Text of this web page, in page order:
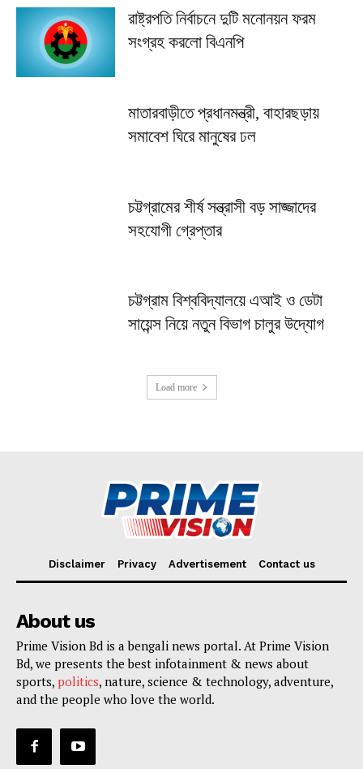
রাষ্ট্রপতি নির্বাচনে দুটি মনোনয়ন ফরম
সংগ্রহ করলো বিএনপি
মাতারবাড়ীতে প্রধানমন্ত্রী, বাহারছড়ায়
সমাবেশ ঘিরে মানুষের ঢল
চট্টগ্রামের শীর্ষ সন্ত্রাসী বড় সাজ্জাদের
সহযোগী গ্রেপ্তার
চট্টগ্রাম বিশ্ববিদ্যালয়ে এআই ও ডেটা
সায়েন্স নিয়ে নতুন বিভাগ চালুর উদ্যোগ
Load more
Disclaimer Privacy Advertisement Contact us
About us
Prime Vision Bd is a bengali news portal. At Prime Vision
Bd, we presents the best infotainment & news about
sports, politics, nature, science & technology, adventure,
and the people who love the world.